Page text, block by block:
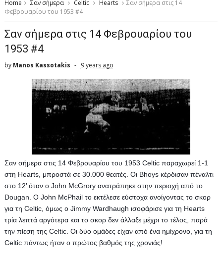
Home Σαν σήμερα Celtic Hearts
Σαν σήμερα στις 14
Φεβρουαρίου του 1953 #4
Σαν σήμερα στις 14 Φεβρουαρίου του
1953 #4
by Manos Kassotakis 9 years ago
Σαν σήμερα στις 14 Φεβρουαρίου του 1953 Celtic παραχωρεί 1-1
στη Hearts, μπροστά σε 30.000 θεατές. Οι Bhoys κέρδισαν πέναλτι
στο 12’ όταν ο John McGrory ανατράπηκε στην περιοχή από το
Dougan. Ο John McPhail το εκτέλεσε εύστοχα ανοίγοντας το σκορ
για τη Celtic, όμως ο Jimmy Wardhaugh ισοφάρισε για τη Hearts
τρία λεπτά αργότερα και το σκορ δεν άλλαξε μέχρι το τέλος, παρά
την πίεση της Celtic. Oι δύο ομάδες είχαν από ένα ημίχρονο, για τη
Celtic πάντως ήταν ο πρώτος βαθμός της χρονιάς!